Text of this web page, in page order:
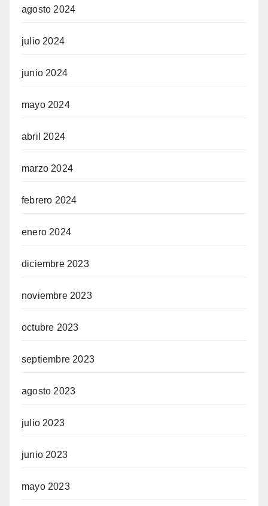
agosto 2024
julio 2024
junio 2024
mayo 2024
abril 2024
marzo 2024
febrero 2024
enero 2024
diciembre 2023
noviembre 2023
octubre 2023
septiembre 2023
agosto 2023
julio 2023
junio 2023
mayo 2023